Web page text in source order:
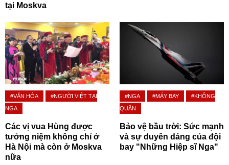
tại Moskva
#VĂN HÓA
#NGƯỜI VIỆT TẠI
NGA
Các vị vua Hùng được
tưởng niệm không chỉ ở
Hà Nội mà còn ở Moskva
nữa
#NGA #MÁY BAY
#KHÔNG
QUÂN
Bảo vệ bầu trời: Sức mạnh
và sự duyên dáng của đội
bay "Những Hiệp sĩ Nga"